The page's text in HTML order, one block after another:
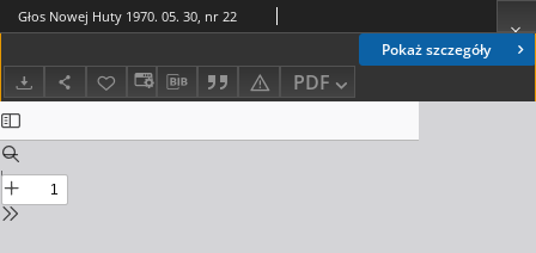
Pokaż szczegóły
PDF
Głos Nowej Huty 1970. 05. 30, nr 22